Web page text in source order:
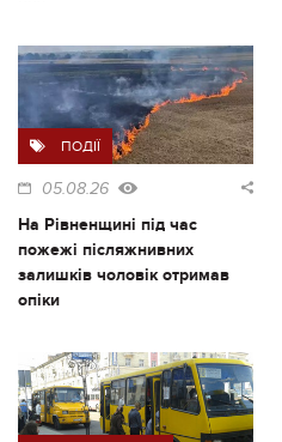
ПОДІЇ
05.08.26
На Рівненщині під час
пожежі післяжнивних
залишків чоловік отримав
опіки